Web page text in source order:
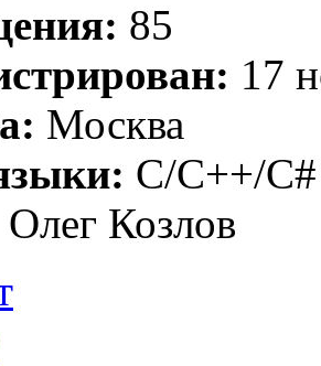
85
17
Москва
C/C++/C#
Олег Козлов